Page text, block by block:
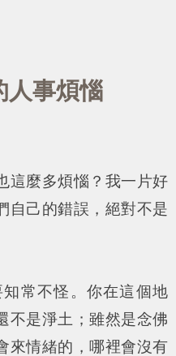
人事煩惱
麼多煩惱？我一片好
己的錯誤，絕對不是
常不怪。你在這個地
不是淨土；雖然是念佛
來情緒的，哪裡會沒有